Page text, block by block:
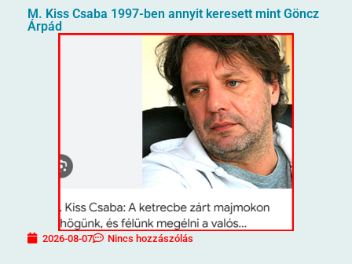
M. Kiss Csaba 1997-ben annyit keresett mint Göncz
Árpád
2026-08-07 Nincs hozzászólás